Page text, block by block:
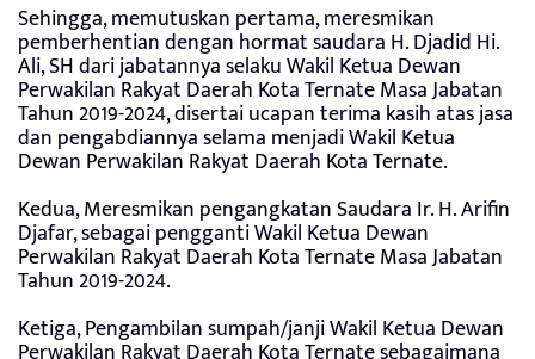
Sehingga, memutuskan pertama, meresmikan
pemberhentian dengan hormat saudara H. Djadid Hi.
Ali, SH dari jabatannya selaku Wakil Ketua Dewan
Perwakilan Rakyat Daerah Kota Ternate Masa Jabatan
Tahun 2019-2024, disertai ucapan terima kasih atas jasa
dan pengabdiannya selama menjadi Wakil Ketua
Dewan Perwakilan Rakyat Daerah Kota Ternate.
Kedua, Meresmikan pengangkatan Saudara Ir. H. Arifin
Djafar, sebagai pengganti Wakil Ketua Dewan
Perwakilan Rakyat Daerah Kota Ternate Masa Jabatan
Tahun 2019-2024.
Ketiga, Pengambilan sumpah/janji Wakil Ketua Dewan